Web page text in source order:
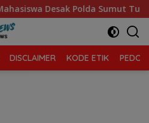
Polda Sumut Tutup Dugaan
DISCLAIMER KODE ETIK